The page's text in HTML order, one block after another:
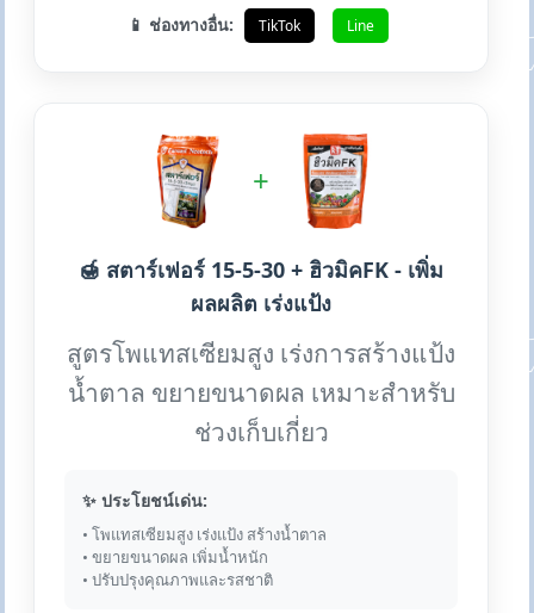
📱 ช่องทางอื่น: TikTok Line
+
🍯 สตาร์เฟอร์ 15-5-30 + ฮิวมิคFK - เพิ่ม
ผลผลิต เร่งแป้ง
สูตรโพแทสเซียมสูง เร่งการสร้างแป้ง
น้ำตาล ขยายขนาดผล เหมาะสำหรับ
ช่วงเก็บเกี่ยว
✨ ประโยชน์เด่น:
• โพแทสเซียมสูง เร่งแป้ง สร้างน้ำตาล
• ขยายขนาดผล เพิ่มน้ำหนัก
• ปรับปรุงคุณภาพและรสชาติ